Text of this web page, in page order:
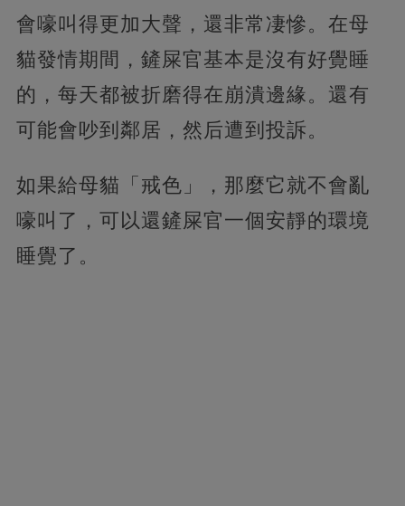
會嚎叫得更加大聲，還非常凄慘。在母
貓發情期間，鏟屎官基本是沒有好覺睡
的，每天都被折磨得在崩潰邊緣。還有
可能會吵到鄰居，然后遭到投訴。
如果給母貓「戒色」，那麼它就不會亂
嚎叫了，可以還鏟屎官一個安靜的環境
睡覺了。